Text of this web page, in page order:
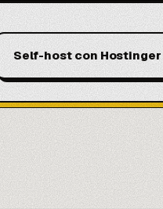
Self-host con Hostinger